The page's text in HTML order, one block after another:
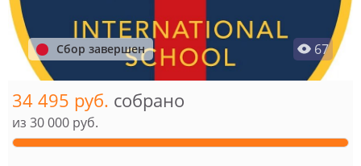
34 495 руб. собрано
из 30 000 руб.
Сбор завершен 67